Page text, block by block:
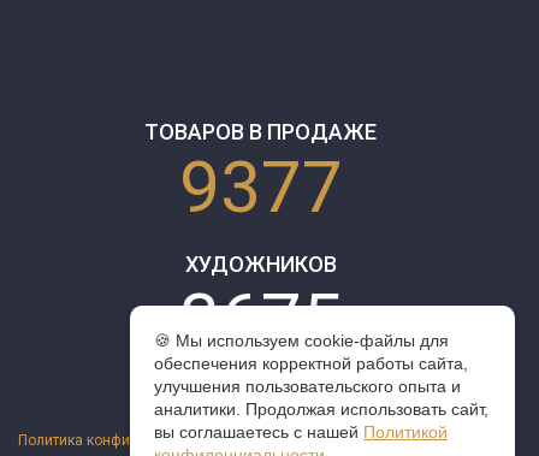
ТОВАРОВ В ПРОДАЖЕ
9377
ХУДОЖНИКОВ
3675
🍪 Мы используем cookie-файлы для
обеспечения корректной работы сайта,
улучшения пользовательского опыта и
аналитики. Продолжая использовать сайт,
вы соглашаетесь с нашей Политикой
Политика конфиденциальности